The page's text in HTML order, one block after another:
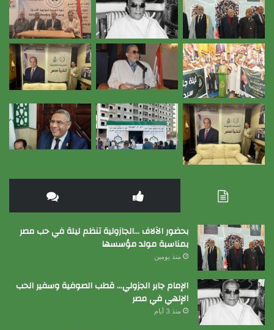
بحضور الآلاف …الجازولية تنظم ليلة في حب مصر
بمناسبة مولد مؤسسها
منذ يومين
الإمام جابر الجزولي… قطب الصوفية وسفير الحب
الإلهي في مصر
منذ 3 أيام